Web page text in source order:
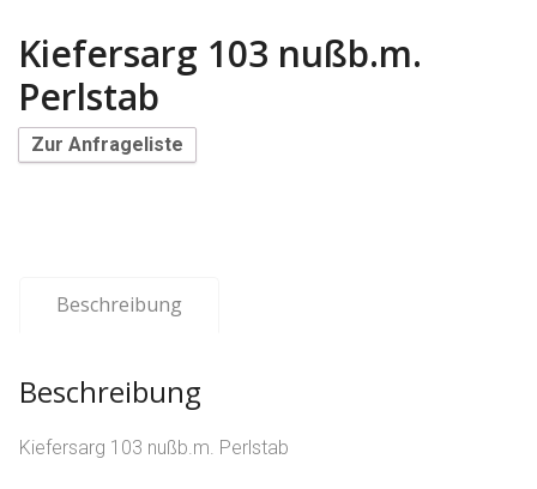
Kiefersarg 103 nußb.m.
Perlstab
Zur Anfrageliste
Beschreibung
Beschreibung
Kiefersarg 103 nußb.m. Perlstab